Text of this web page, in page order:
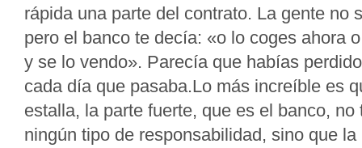
rápida una parte del contrato. La gente no
pero el banco te decía: «o lo coges ahora
y se lo vendo». Parecía que habías
cada día que pasaba.Lo más increíble es
estalla, la parte fuerte, que es el banco, no
ningún tipo de responsabilidad, sino que